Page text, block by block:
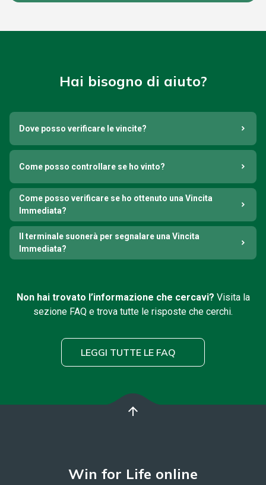
Hai bisogno di aiuto?
Dove posso verificare le vincite?
Come posso controllare se ho vinto?
Come posso verificare se ho ottenuto una Vincita
Immediata?
Il terminale suonerà per segnalare una Vincita
Immediata?
Non hai trovato l’informazione che cercavi? Visita la
sezione FAQ e trova tutte le risposte che cerchi.
LEGGI TUTTE LE FAQ
arrow_upward
Win for Life online